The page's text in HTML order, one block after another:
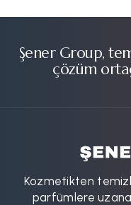
Şener Group,
çözüm
Kozmetikten
parfümlere